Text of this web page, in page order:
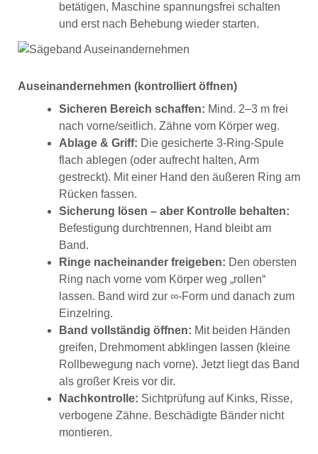
betätigen, Maschine spannungsfrei schalten
und erst nach Behebung wieder starten.
Auseinandernehmen (kontrolliert öffnen)
Sicheren Bereich schaffen: Mind. 2–3 m frei
nach vorne/seitlich. Zähne vom Körper weg.
Ablage & Griff: Die gesicherte 3-Ring-Spule
flach ablegen (oder aufrecht halten, Arm
gestreckt). Mit einer Hand den äußeren Ring am
Rücken fassen.
Sicherung lösen – aber Kontrolle behalten:
Befestigung durchtrennen, Hand bleibt am
Band.
Ringe nacheinander freigeben: Den obersten
Ring nach vorne vom Körper weg „rollen“
lassen. Band wird zur ∞-Form und danach zum
Einzelring.
Band vollständig öffnen: Mit beiden Händen
greifen, Drehmoment abklingen lassen (kleine
Rollbewegung nach vorne). Jetzt liegt das Band
als großer Kreis vor dir.
Nachkontrolle: Sichtprüfung auf Kinks, Risse,
verbogene Zähne. Beschädigte Bänder nicht
montieren.